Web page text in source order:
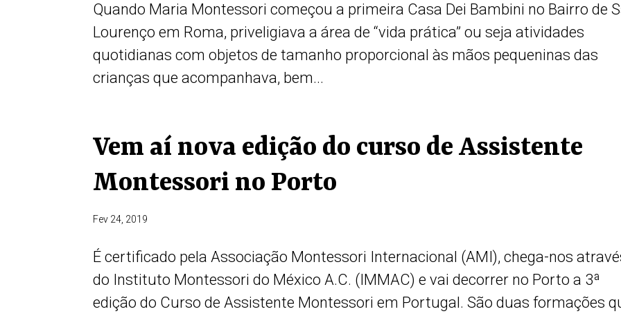
Quando Maria Montessori começou a primeira Casa Dei Bambini no Bairro de
Lourenço em Roma, priveligiava a área de “vida prática” ou seja atividades
quotidianas com objetos de tamanho proporcional às mãos pequeninas das
crianças que acompanhava, bem...
Vem aí nova edição do curso de Assistente
Montessori no Porto
Fev 24, 2019
É certificado pela Associação Montessori Internacional (AMI), chega-nos
do Instituto Montessori do México A.C. (IMMAC) e vai decorrer no Porto a 3ª
edição do Curso de Assistente Montessori em Portugal. São duas formações